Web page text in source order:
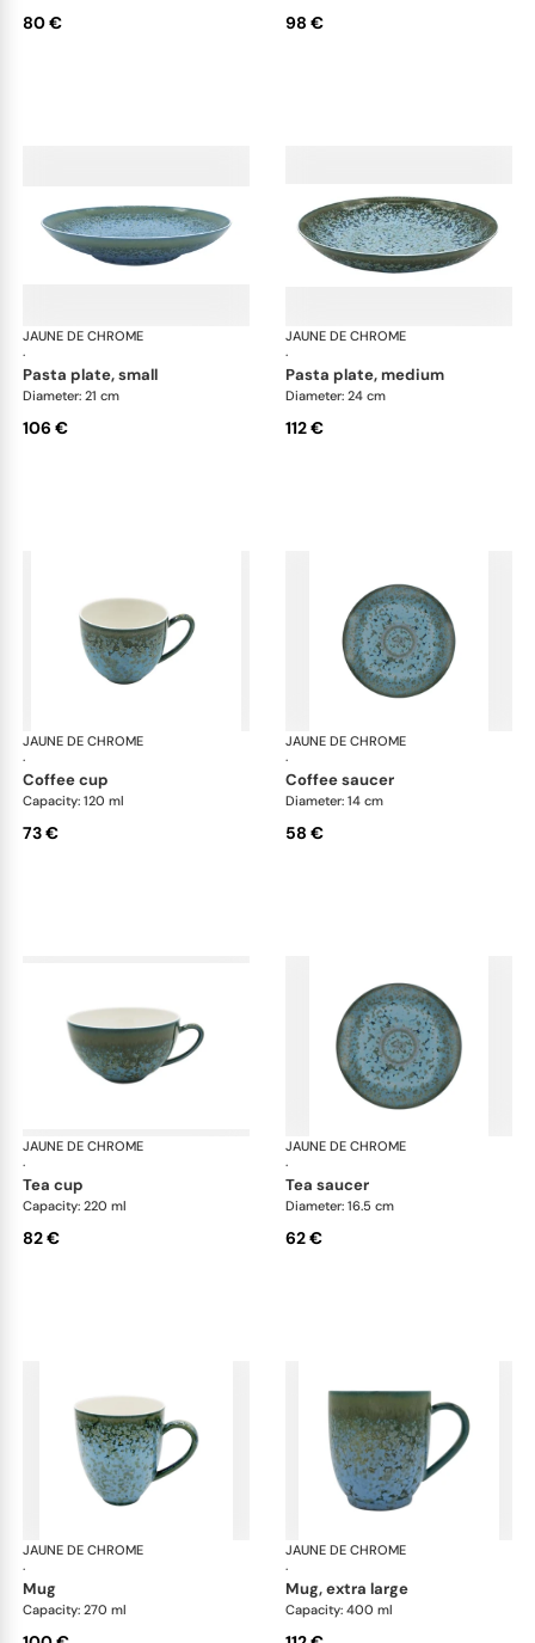
80 € 98 €
JAUNE DE CHROME
·
Nymphéa
pasta plate, small
Diameter: 21 cm
106 €
JAUNE DE CHROME
·
pasta plate, medium
Diameter: 24 cm
112 €
JAUNE DE CHROME
·
Nymphéa
coffee cup
Capacity: 120 ml
73 €
JAUNE DE CHROME
·
coffee saucer
Diameter: 14 cm
58 €
JAUNE DE CHROME
·
Nymphéa
tea cup
Capacity: 220 ml
82 €
JAUNE DE CHROME
·
tea saucer
Diameter: 16.5 cm
62 €
JAUNE DE CHROME
·
Nymphéa
mug
Capacity: 270 ml
JAUNE DE CHROME
·
mug, extra large
Capacity: 400 ml